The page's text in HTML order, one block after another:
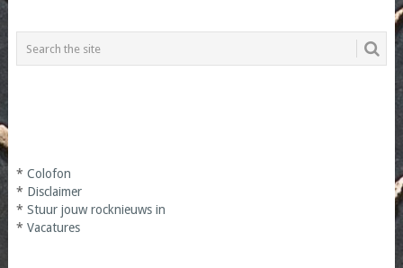
* Colofon
* Disclaimer
* Stuur jouw rocknieuws in
* Vacatures